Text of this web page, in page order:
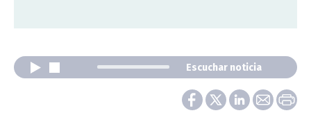
Escuchar noticia